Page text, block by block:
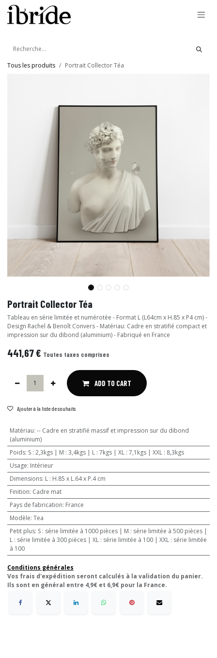
Se rendre au contenu
Tous les produits Portrait Collector Téa
Portrait Collector Téa
Tableau en série limitée et numérotée - Format L (L64cm x H.85 x P4 cm) -
Design Rachel & Benoît Convers - Matériau: Cadre en stratifié compact et
impression sur du dibond (aluminium) - Fabriqué en France
441,67€ Toutes taxes comprises
ADD TO CART
Ajouter à la liste de souhaits
Matériau: -- Cadre en stratifié massif et impression sur du dibond
(aluminium)
Poids: S : 2,3kgs | M : 3,4kgs | L : 7kgs | XL : 7,1kgs | XXL : 8,3kgs
Usage: Intérieur
Dimensions: L : H.85 x L.64 x P.4 cm
Finition: Cadre mat
Pays de fabrication: France
Modèle: Tea
Petit plus: S : série limitée à 1000 pièces | M : série limitée à 500 pièces |
L : série limitée à 300 pièces | XL : série limitée à 100 | XXL : série limitée
à 100
Conditions générales
Vos frais d'expédition seront calculés à la validation du panier.
Ils sont en général entre 4,9€ et 6,9€ pour la France.